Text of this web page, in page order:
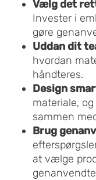
Vælg det
Invester i
gøre
Uddan dit
hvordan
håndteres.
Design
materiale,
sammen
Brug
at vælge